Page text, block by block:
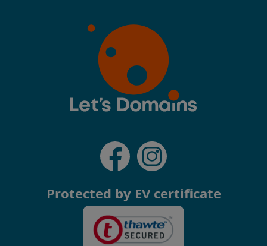
Protected by EV certificate